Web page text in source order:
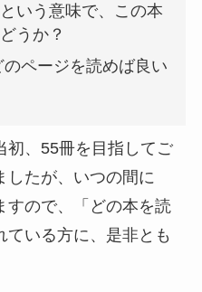
いう意味で、この本
うか？
ページを読めば良い
初、55冊を目指してご
したが、いつの間に
すので、「どの本を読
ている方に、是非とも